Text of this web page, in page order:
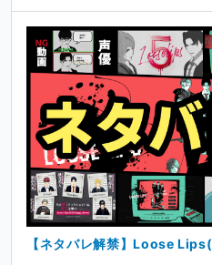
【ネタバレ解禁】Loose